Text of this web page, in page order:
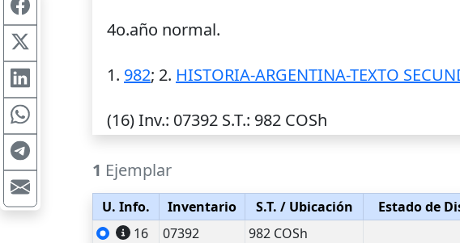
4o.año normal.
1. 982; 2. HISTORIA-ARGENTINA-TEXTO
(16)Inv.: 07392 S.T.: 982 COSh
1 Ejemplar
U. Info. Inventario S.T. / Ubicación Estado de
16
07392 982 COSh